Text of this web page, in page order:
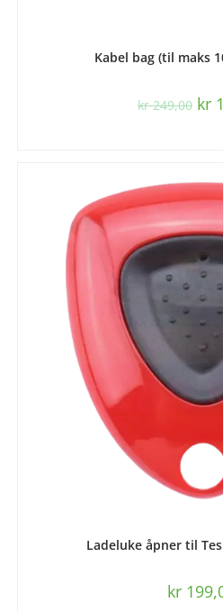
Kabel bag (til maks
kr249,00 kr
Ladeluke åpner til
kr